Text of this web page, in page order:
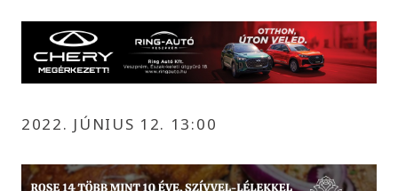
2022. JÚNIUS 12. 13:00